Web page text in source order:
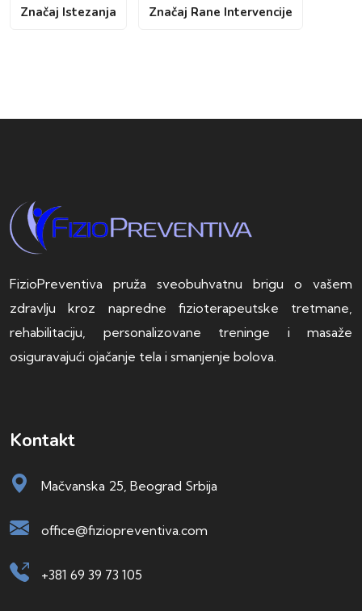
Značaj Istezanja Značaj Rane Intervencije
FizioPreventiva pruža sveobuhvatnu brigu o vašem
zdravlju kroz napredne fizioterapeutske tretmane,
rehabilitaciju, personalizovane treninge i masaže
osiguravajući ojačanje tela i smanjenje bolova.
Kontakt
Mačvanska 25, Beograd Srbija
office@fiziopreventiva.com
+381 69 39 73 105